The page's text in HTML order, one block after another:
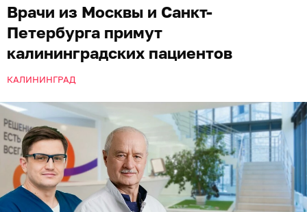
Врачи из Москвы и Санкт-
Петербурга примут
калининградских пациентов
КАЛИНИНГРАД